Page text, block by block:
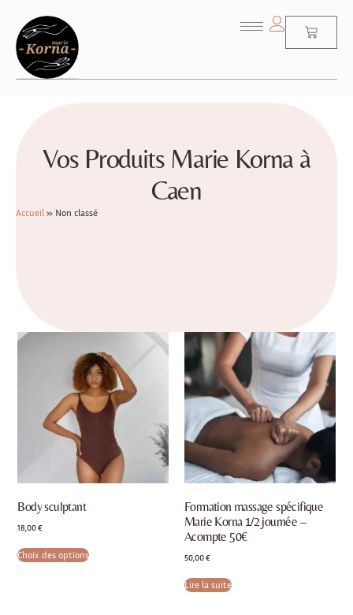
Vos Produits Marie Korna à
Caen
Accueil » Non classé
Body sculptant
18,00€
Choix des options
Formation massage spécifique
Marie Korna 1/2 journée –
Acompte 50€
50,00€
Lire la suite